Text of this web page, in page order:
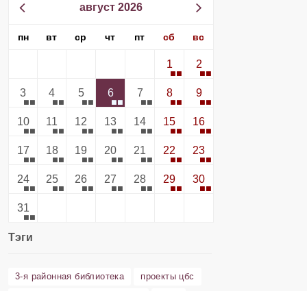
август 2026
пн вт ср чт пт сб вс
1 2
3 4 5 6 7 8 9
10 11 12 13 14 15 16
17 18 19 20 21 22 23
24 25 26 27 28 29 30
31
Тэги
3-я районная библиотека
проекты цбс